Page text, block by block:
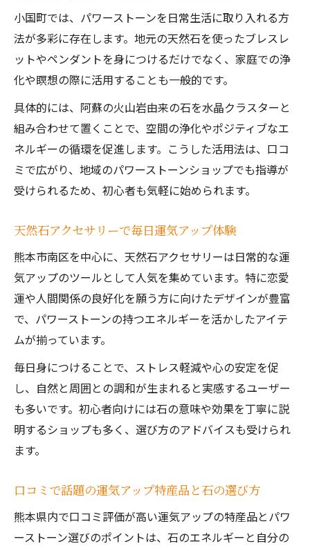
小国町では、パワーストーンを日常生活に取り入れる方
法が多彩に存在します。地元の天然石を使ったブレスレ
ットやペンダントを身につけるだけでなく、家庭での浄
化や瞑想の際に活用することも一般的です。
具体的には、阿蘇の火山岩由来の石を水晶クラスターと
組み合わせて置くことで、空間の浄化やポジティブなエ
ネルギーの循環を促進します。こうした活用法は、口コ
ミで広がり、地域のパワーストーンショップでも指導が
受けられるため、初心者も気軽に始められます。
天然石アクセサリーで毎日運気アップ体験
熊本市南区を中心に、天然石アクセサリーは日常的な運
気アップのツールとして人気を集めています。特に恋愛
運や人間関係の良好化を願う方に向けたデザインが豊富
で、パワーストーンの持つエネルギーを活かしたアイテ
ムが揃っています。
毎日身につけることで、ストレス軽減や心の安定を促
し、自然と周囲との調和が生まれると実感するユーザー
も多いです。初心者向けには石の意味や効果を丁寧に説
明するショップも多く、選び方のアドバイスも受けられ
ます。
口コミで話題の運気アップ特産品と石の選び方
熊本県内で口コミ評価が高い運気アップの特産品とパワ
ーストーン選びのポイントは、石のエネルギーと自分の